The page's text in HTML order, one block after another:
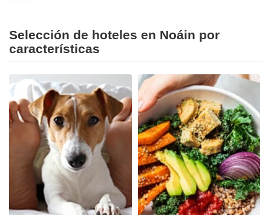
Selección de hoteles en Noáin por
características